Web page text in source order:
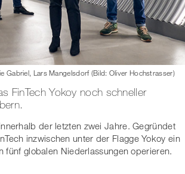
Gabriel, Lars Mangelsdorf (Bild: Oliver Hochstrasser)
FinTech Yokoy noch schneller
der letzten zwei Jahre. Gegründet
inzwischen unter der Flagge Yokoy ein
globalen Niederlassungen operieren.